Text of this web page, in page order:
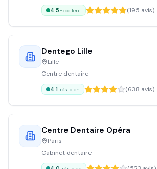
4.5Excellent (195 avis)
Dentego Lille
Lille
Centre dentaire
4.1Très bien (638 avis)
Centre Dentaire Opéra
Paris
Cabinet dentaire